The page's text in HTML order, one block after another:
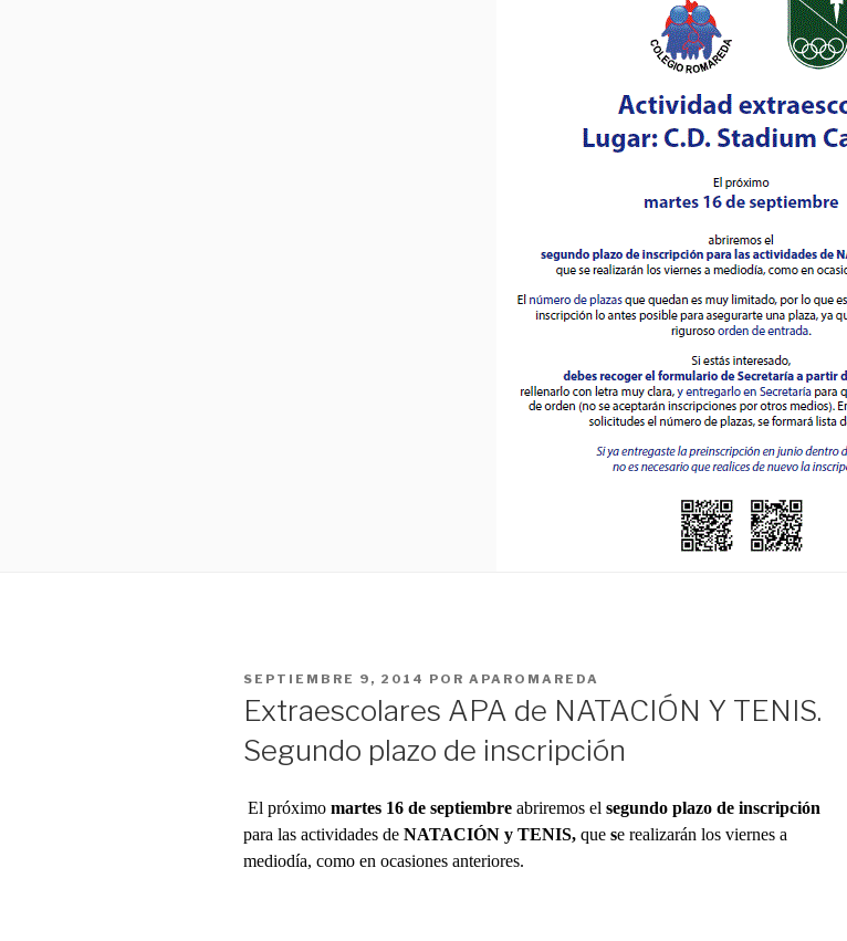
PUBLICADO
SEPTIEMBRE 9, 2014 POR APAROMAREDA
Extraescolares APA de NATACIÓN Y TENIS.
Segundo plazo de inscripción
El próximo martes 16 de septiembre abriremos el segundo plazo de inscripción
para las actividades de NATACIÓN y TENIS, que se realizarán los viernes a
mediodía, como en ocasiones anteriores.